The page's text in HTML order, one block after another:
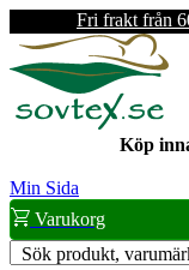
Fri frakt från
Köp
Min Sida
Varukorg
Sök produkt,